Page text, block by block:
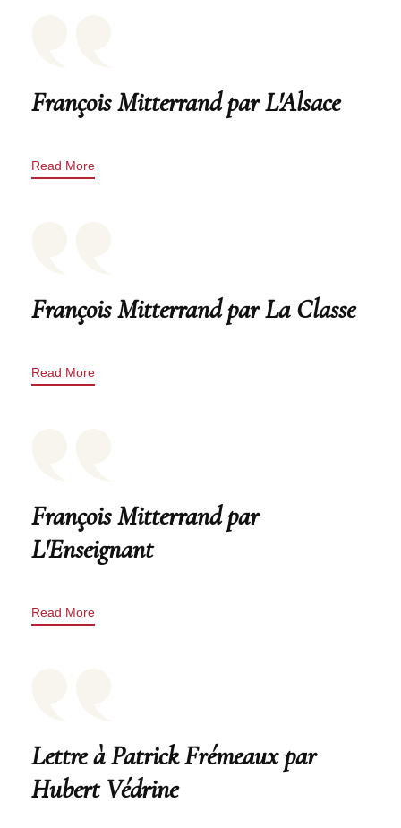
François Mitterrand par L'Alsace
Read More
François Mitterrand par La Classe
Read More
François Mitterrand par
L'Enseignant
Read More
Lettre à Patrick Frémeaux par
Hubert Védrine